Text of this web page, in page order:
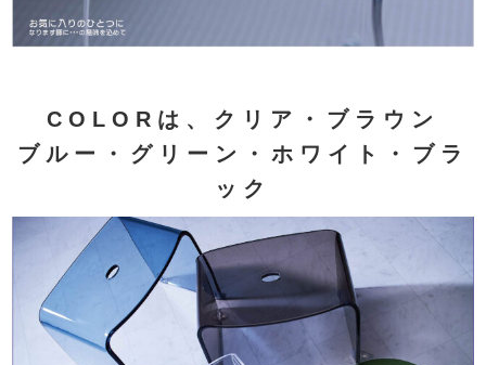
COLORは、クリア・ブラウン
ブルー・グリーン・ホワイト・ブラ
ック